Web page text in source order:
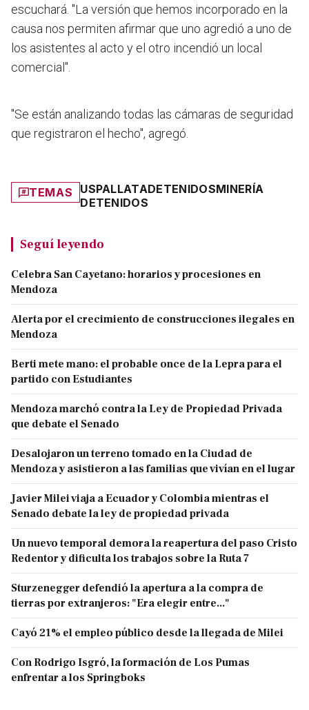
escuchará. "La versión que hemos incorporado en la
causa nos permiten afirmar que uno agredió a uno de
los asistentes al acto y el otro incendió un local
comercial".
"Se están analizando todas las cámaras de seguridad
que registraron el hecho", agregó.
TEMAS USPALLATADETENIDOSMINERÍA
DETENIDOS
Seguí leyendo
Celebra San Cayetano: horarios y procesiones en
Mendoza
Alerta por el crecimiento de construcciones ilegales en
Mendoza
Berti mete mano: el probable once de la Lepra para el
partido con Estudiantes
Mendoza marchó contra la Ley de Propiedad Privada
que debate el Senado
Desalojaron un terreno tomado en la Ciudad de
Mendoza y asistieron a las familias que vivían en el lugar
Javier Milei viaja a Ecuador y Colombia mientras el
Senado debate la ley de propiedad privada
Un nuevo temporal demora la reapertura del paso Cristo
Redentor y dificulta los trabajos sobre la Ruta 7
Sturzenegger defendió la apertura a la compra de
tierras por extranjeros: "Era elegir entre..."
Cayó 21% el empleo público desde la llegada de Milei
Con Rodrigo Isgró, la formación de Los Pumas
enfrentar a los Springboks